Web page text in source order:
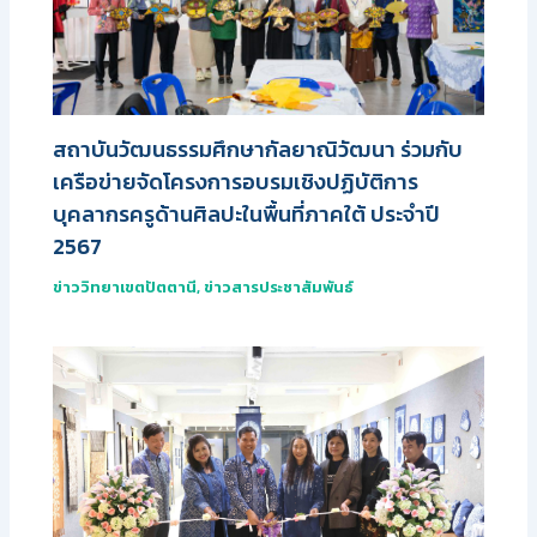
สถาบันวัฒนธรรมศึกษากัลยาณิวัฒนา ร่วมกับ
เครือข่ายจัดโครงการอบรมเชิงปฏิบัติการ
บุคลากรครูด้านศิลปะในพื้นที่ภาคใต้ ประจำปี
2567
ข่าววิทยาเขตปัตตานี, ข่าวสารประชาสัมพันธ์